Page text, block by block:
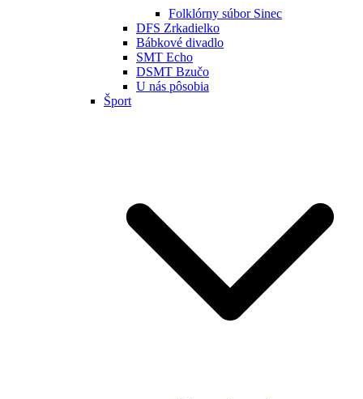
Folklórny súbor Sinec
DFS Zrkadielko
Bábkové divadlo
SMT Echo
DSMT Bzučo
U nás pôsobia
Šport